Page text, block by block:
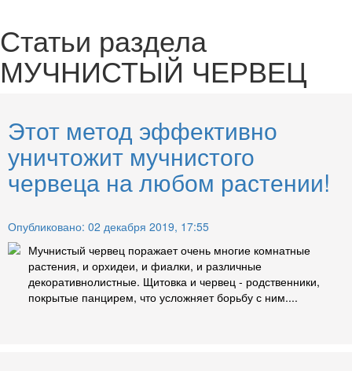
Статьи раздела
МУЧНИСТЫЙ ЧЕРВЕЦ
Этот метод эффективно
уничтожит мучнистого
червеца на любом растении!
Опубликовано: 02 декабря 2019, 17:55
Мучнистый червец поражает очень многие комнатные
растения, и орхидеи, и фиалки, и различные
декоративнолистные. Щитовка и червец - родственники,
покрытые панцирем, что усложняет борьбу с ним....